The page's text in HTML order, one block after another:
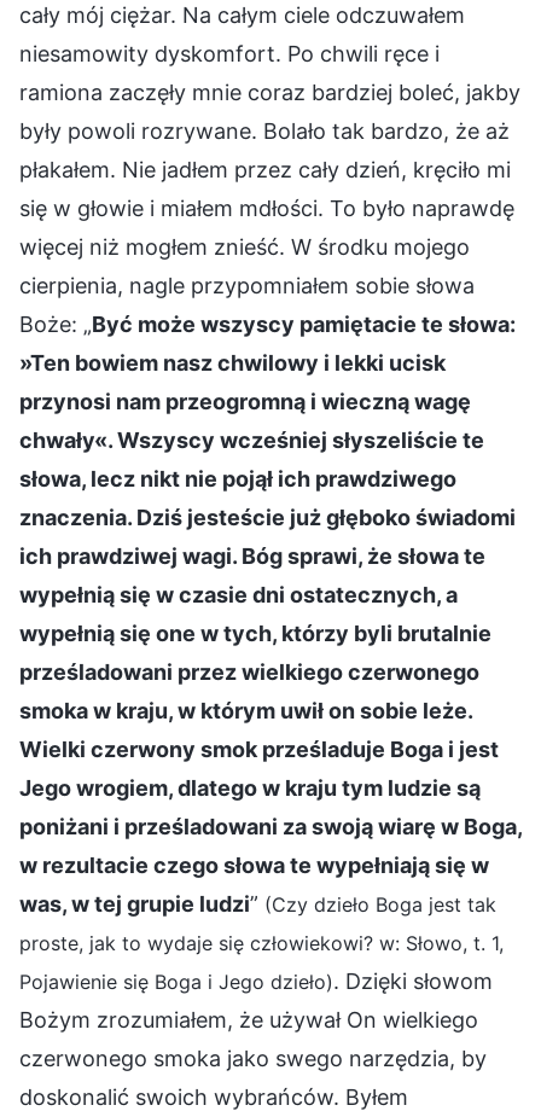
cały mój ciężar. Na całym ciele odczuwałem
niesamowity dyskomfort. Po chwili ręce i
ramiona zaczęły mnie coraz bardziej boleć, jakby
były powoli rozrywane. Bolało tak bardzo, że aż
płakałem. Nie jadłem przez cały dzień, kręciło mi
się w głowie i miałem mdłości. To było naprawdę
więcej niż mogłem znieść. W środku mojego
cierpienia, nagle przypomniałem sobie słowa
Boże: „Być może wszyscy pamiętacie te słowa:
»Ten bowiem nasz chwilowy i lekki ucisk
przynosi nam przeogromną i wieczną wagę
chwały«. Wszyscy wcześniej słyszeliście te
słowa, lecz nikt nie pojął ich prawdziwego
znaczenia. Dziś jesteście już głęboko świadomi
ich prawdziwej wagi. Bóg sprawi, że słowa te
wypełnią się w czasie dni ostatecznych, a
wypełnią się one w tych, którzy byli brutalnie
prześladowani przez wielkiego czerwonego
smoka w kraju, w którym uwił on sobie leże.
Wielki czerwony smok prześladuje Boga i jest
Jego wrogiem, dlatego w kraju tym ludzie są
poniżani i prześladowani za swoją wiarę w Boga,
w rezultacie czego słowa te wypełniają się w
was, w tej grupie ludzi” (Czy dzieło Boga jest tak
proste, jak to wydaje się człowiekowi? w: Słowo, t. 1,
Pojawienie się Boga i Jego dzieło). Dzięki słowom
Bożym zrozumiałem, że używał On wielkiego
czerwonego smoka jako swego narzędzia, by
doskonalić swoich wybrańców. Byłem